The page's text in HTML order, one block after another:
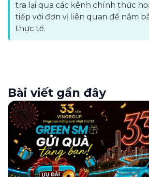
tra lại qua các kênh chính thức
tiếp với đơn vị liên quan để nắm
thực tế.
Bài viết gần đây